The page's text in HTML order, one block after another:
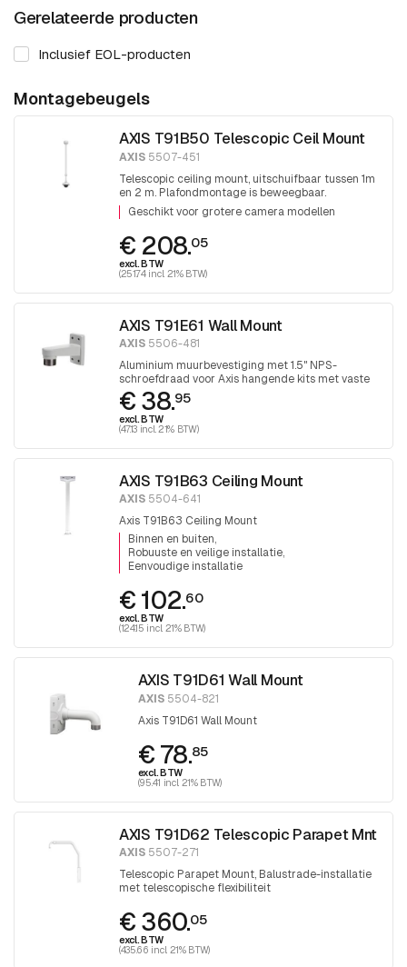
Gerelateerde producten
Inclusief EOL-producten
Montagebeugels
AXIS T91B50 Telescopic Ceil Mount
AXIS 5507-451
Telescopic ceiling mount, uitschuifbaar tussen 1m
en 2 m. Plafondmontage is beweegbaar.
Eindschroefdraad 1,5 inch PT draad.
Geschikt voor grotere camera modellen
€ 208.05
excl. BTW
(251.74 incl. 21% BTW)
AXIS T91E61 Wall Mount
AXIS 5506-481
Aluminium muurbevestiging met 1.5" NPS-
schroefdraad voor Axis hangende kits met vaste
koepel.
€ 38.95
excl. BTW
(47.13 incl. 21% BTW)
AXIS T91B63 Ceiling Mount
AXIS 5504-641
Axis T91B63 Ceiling Mount
Binnen en buiten
Robuuste en veilige installatie
Eenvoudige installatie
€ 102.60
excl. BTW
(124.15 incl. 21% BTW)
AXIS T91D61 Wall Mount
AXIS5504-821
Axis T91D61 Wall Mount
€ 78.85
excl. BTW
(95.41 incl. 21% BTW)
AXIS T91D62 Telescopic Parapet Mnt
AXIS 5507-271
Telescopic Parapet Mount, Balustrade-installatie
met telescopische flexibiliteit
€ 360.05
excl. BTW
(435.66 incl. 21% BTW)